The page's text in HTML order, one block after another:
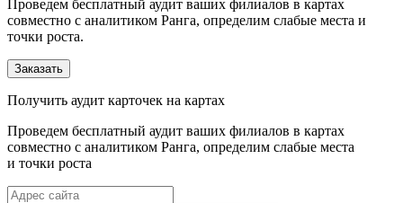
Проведем бесплатный аудит ваших филиалов в картах
совместно с аналитиком Ранга, определим слабые места и
точки роста.
Заказать
Получить аудит карточек на картах
Проведем бесплатный аудит ваших филиалов в картах
совместно с аналитиком Ранга, определим слабые места
и точки роста